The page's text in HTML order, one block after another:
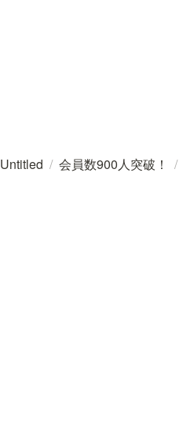
Untitled / 会員数900人突破！ /